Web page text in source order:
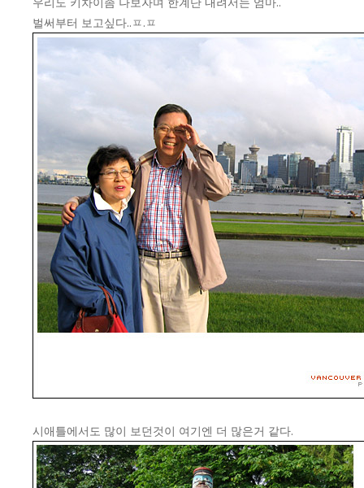
벌써부터 보고싶다..ㅍ.ㅍ
시애틀에서도 많이 보던것이 여기엔 더 많은거 같다.